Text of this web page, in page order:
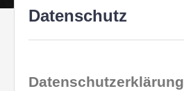
Datenschutz
Datenschutzerklärung